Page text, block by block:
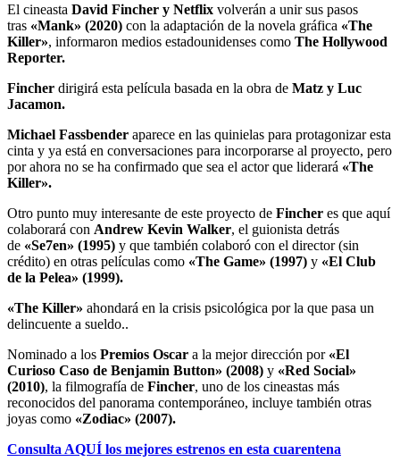
El cineasta David Fincher y Netflix volverán a unir sus pasos
tras «Mank» (2020) con la adaptación de la novela gráfica «The
Killer», informaron medios estadounidenses como The Hollywood
Reporter.
Fincher dirigirá esta película basada en la obra de Matz y Luc
Jacamon.
Michael Fassbender aparece en las quinielas para protagonizar esta
cinta y ya está en conversaciones para incorporarse al proyecto, pero
por ahora no se ha confirmado que sea el actor que liderará «The
Killer».
Otro punto muy interesante de este proyecto de Fincher es que aquí
colaborará con Andrew Kevin Walker, el guionista detrás
de «Se7en» (1995) y que también colaboró con el director (sin
crédito) en otras películas como «The Game» (1997) y «El Club
de la Pelea» (1999).
«The Killer» ahondará en la crisis psicológica por la que pasa un
delincuente a sueldo..
Nominado a los Premios Oscar a la mejor dirección por «El
Curioso Caso de Benjamin Button» (2008) y «Red Social»
(2010), la filmografía de Fincher, uno de los cineastas más
reconocidos del panorama contemporáneo, incluye también otras
joyas como «Zodiac» (2007).
Consulta AQUÍ los mejores estrenos en esta cuarentena